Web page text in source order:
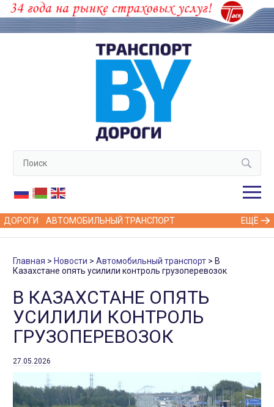
ДОРОГИ АВТОМОБИЛЬНЫЙ ТРАНСПОРТ ЕЩЁ
Главная Новости Автомобильный транспорт
В
Казахстане опять усилили контроль грузоперевозок
В КАЗАХСТАНЕ ОПЯТЬ
УСИЛИЛИ КОНТРОЛЬ
ГРУЗОПЕРЕВОЗОК
27.05.2026